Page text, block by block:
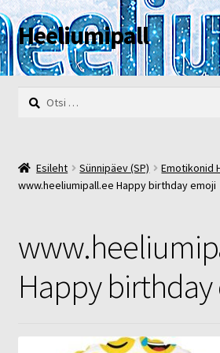
Liigu
navigeerimisele
Liigu
sisu
juurde
Heeliumipall
Esileht
Kontakt
Müügi- ja privaatsustingimused
POOD
Otsi:
Esileht Sünnipäev (SP)
Emotikonid
www.heeliumipall.ee Happy birthday emoji
Happy